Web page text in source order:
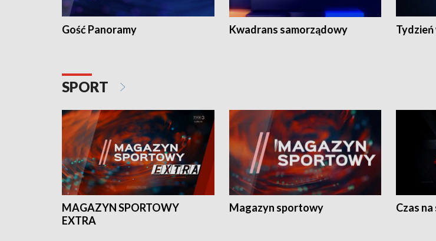
Gość Panoramy Kwadrans samorządowy
SPORT
MAGAZYN SPORTOWY
EXTRA
Magazyn sportowy Czas